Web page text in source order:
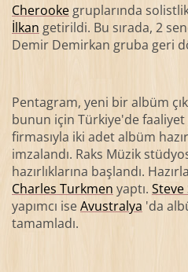
Cherookegruplarında
İlkan getirildi. Bu sırada, 2
Demir Demirkan gruba geri
Pentagram, yeni bir albüm
bunun için Türkiye'de
firmasıyla iki adet albüm
imzalandı. Raks Müzik
hazırlıklarına başlandı.
Charles Turkmen yaptı.
yapımcı iseAvustralya 'da
tamamladı.